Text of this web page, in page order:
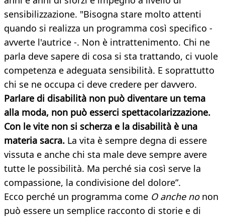
sensibilizzazione. "Bisogna stare molto attenti
quando si realizza un programma così specifico -
avverte l'autrice -. Non è intrattenimento. Chi ne
parla deve sapere di cosa si sta trattando, ci vuole
competenza e adeguata sensibilità. E soprattutto
chi se ne occupa ci deve credere per davvero.
Parlare di disabilità non può diventare un tema
alla moda, non può esserci spettacolarizzazione.
Con le vite non si scherza e la disabilità è una
materia sacra. La vita è sempre degna di essere
vissuta e anche chi sta male deve sempre avere
tutte le possibilità. Ma perché sia così serve la
compassione, la condivisione del dolore”.
Ecco perché un programma come O anche nonon
può essere un semplice racconto di storie e di